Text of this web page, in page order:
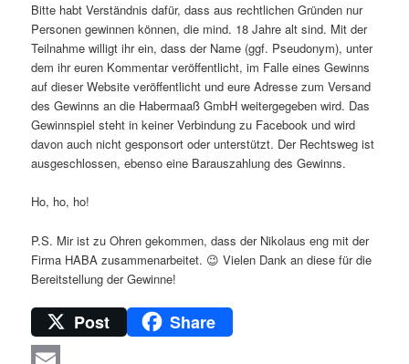
Bitte habt Verständnis dafür, dass aus rechtlichen Gründen nur
Personen gewinnen können, die mind. 18 Jahre alt sind. Mit der
Teilnahme willigt ihr ein, dass der Name (ggf. Pseudonym), unter
dem ihr euren Kommentar veröffentlicht, im Falle eines Gewinns
auf dieser Website veröffentlicht und eure Adresse zum Versand
des Gewinns an die Habermaaß GmbH weitergegeben wird. Das
Gewinnspiel steht in keiner Verbindung zu Facebook und wird
davon auch nicht gesponsort oder unterstützt. Der Rechtsweg ist
ausgeschlossen, ebenso eine Barauszahlung des Gewinns.
Ho, ho, ho!
P.S. Mir ist zu Ohren gekommen, dass der Nikolaus eng mit der
Firma HABA zusammenarbeitet. 😉 Vielen Dank an diese für die
Bereitstellung der Gewinne!
Post Share